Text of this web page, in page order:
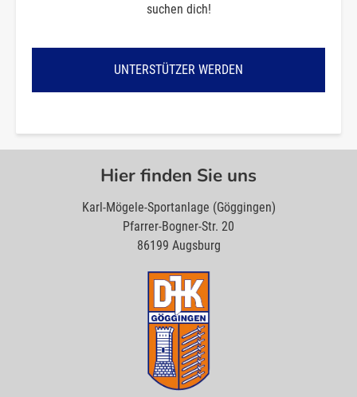
suchen dich!
UNTERSTÜTZER WERDEN
Hier finden Sie uns
Karl-Mögele-Sportanlage (Göggingen)
Pfarrer-Bogner-Str. 20
86199 Augsburg